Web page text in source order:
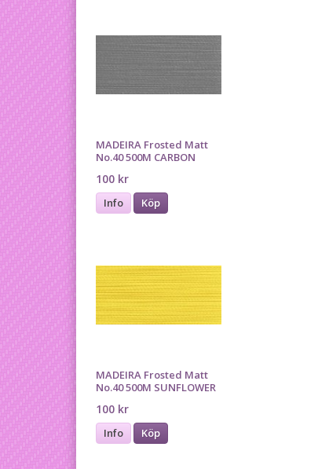
MADEIRA Frosted Matt
No.40 500M CARBON
100 kr
Info Köp
MADEIRA Frosted Matt
No.40 500M SUNFLOWER
100 kr
Info Köp